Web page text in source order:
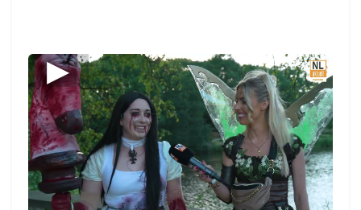
▶